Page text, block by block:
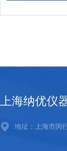
上海纳优仪
地址：上海市闵